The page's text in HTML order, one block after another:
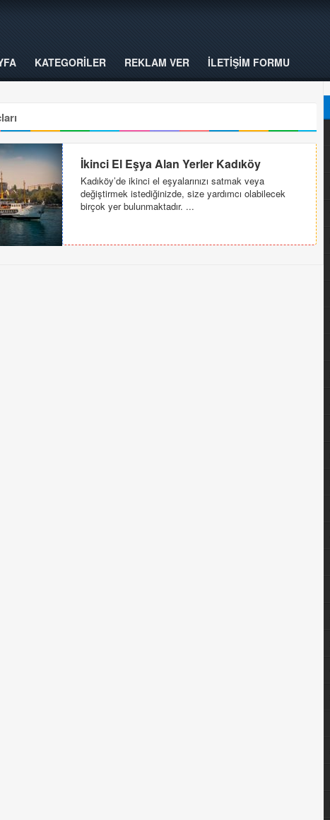
KATEGORİLER REKLAM VER İLETİŞİM FORMU
İkinci El Eşya Alan Yerler Kadıköy
Kadıköy’de ikinci el eşyalarınızı satmak veya
değiştirmek istediğinizde, size yardımcı olabilecek
birçok yer bulunmaktadır. ...